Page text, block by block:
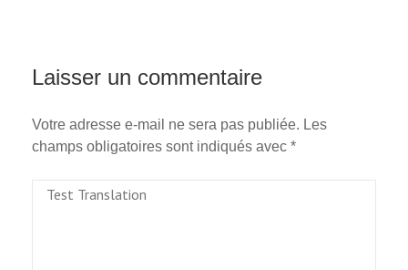
Laisser un commentaire
Votre adresse e-mail ne sera pas publiée. Les
champs obligatoires sont indiqués avec *
Test